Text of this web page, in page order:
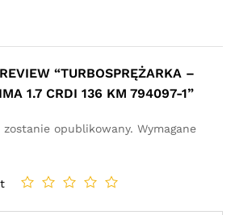
“TURBOSPRĘŻARKA –
1.7 CRDI 136 KM 794097-1”
opublikowany. Wymagane